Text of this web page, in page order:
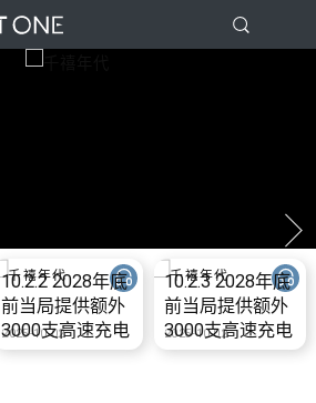
10.2.2 2028年底
前当局提供额外
3000支高速充电
桩 港铁商场约增
2025-10-02
10.2.3 2028年底
前当局提供额外
3000支高速充电
桩 港铁商场约增
2025-10-02